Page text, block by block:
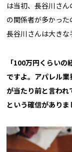
は当初、長谷川さ
の関係者が多かった
長谷川さんは大きな
「100万円くらい
ですよ。アパレル
が当たり前と言わ
という確信がありま